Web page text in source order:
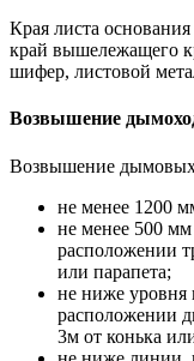
Края листа
край вышележащего
шифер, листовой
Возвышение
Возвышение дымовых
не менее 1200
не менее 500
расположении
или парапета;
не ниже уровня
расположении
3м от конька